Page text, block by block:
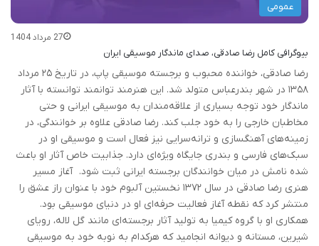
عمومی
27 مرداد 1404
بیوگرافی کامل رضا صادقی، صدای ماندگار موسیقی ایران
رضا صادقی، خواننده محبوب و برجسته موسیقی پاپ، در تاریخ ۲۵ مرداد
۱۳۵۸ در شهر بندرعباس متولد شد. این هنرمند توانمند توانسته با آثار
ماندگار خود توجه بسیاری از علاقه‌مندان به موسیقی ایرانی و حتی
مخاطبان خارجی را به خود جلب کند. رضا صادقی علاوه بر خوانندگی، در
زمینه‌های آهنگسازی و ترانه‌سرایی نیز فعال است و موسیقی او در
سبک‌های فارسی و بندری جایگاه ویژه‌ای دارد. جذابیت خاص آثار او باعث
شده نامش در میان خوانندگان برجسته ایرانی ثبت شود. آغاز مسیر
هنری رضا صادقی در سال ۱۳۷۲ نخستین آلبوم خود با عنوان راز عشق را
منتشر کرد که نقطه آغاز فعالیت حرفه‌ای او در دنیای موسیقی بود.
همکاری او با گروه کیمیا به تولید آثار برجسته‌ای مانند گل لاله، رویای
شیرین، مستانه و دیوانه انجامید که هرکدام به نوبه خود به موسیقی